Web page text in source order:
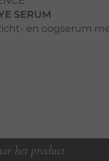
SERUM
en oogserum
het product